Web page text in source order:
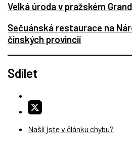
Velká úroda v pražském
Sečuánská restaurace na
čínských provincií
Sdílet
Našli jste v článku chybu?